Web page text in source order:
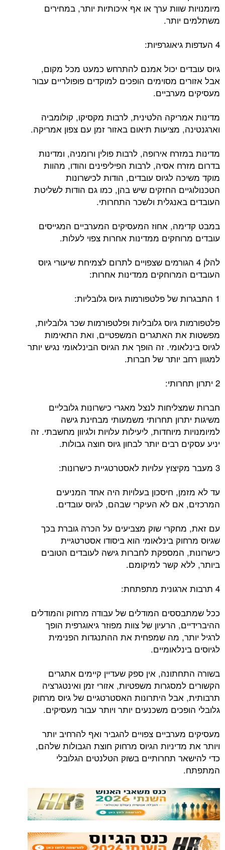
מיומנויות שוות ערך או אף איכותיות יותר, במחירים
משתלמים יותר.
4 העדפות גיאוגרפיות:
גיוס עובדים יכול אמנם להתרחש כמעט מכל מקום,
אבל אזורים מסוימים הופכים למוקדים פופולריים עבור
מעסיקים מערביים.
מדינות אמריקה הלטינית, לרבות מקסיקו, קולומביה
וארגנטינה, מציעות תיאום באזור זמן עם צפון אמריקה.
מדינות במזרח אירופה, לרבות פולין ורומניה, ומדינות
בדרום מזרח אסיה, לרבות הפיליפינים והודו, מהוות
מוקד משיכה לגיוס עובדים, הודות לכישרונות
הטכנולוגיים החזקים שיש בהן, כמו גם הודות לשליטת
העובדים באנגלית ולשכר התחרותי.
במבט קדימה, אחוז המעסיקים המערביים המגייסים
עובדים מרוחקים ממדינות אחרות צפוי לעלות.
להלן 4 הגורמים שצפויים לתרום לצמיחת שיעורי גיוס
העובדים המרוחקים ממדינות אחרות:
1 התבגרות של פלטפורמות גיוס גלובליות:
פלטפורמות גיוס גלובליות ופלטפורמות שכר גלובליות,
מפשטות את האתגרים המשפטיים, ואת התאימות
לגיוס בינלאומי. זה הופך את הגיוס הבינלאומי נגיש יותר
למגוון רחב יותר של חברות.
2 יתרון תחרותי:
חברות שמצליחות לנצל מאגרי כישרונות גלובליים
משיגות יתרון תחרותי משמעותי מבחינת גישה
למיומנויות מיוחדות, ליעילות עלויות ולגיוון מחשבתי. זה
יניע עסקים רבים יותר לבחון גיוס חוצה גבולות.
3 מעבר מקיצוץ עלויות לאסטרטגיית כישרונות:
עד לא מזמן, חיסכון בעלויות היה אחד המניעים
המרכזים, אם לא העיקרי שבהם, לגיוס עובדים.
עם זאת, מחקרי שוק מצביעים על הכרה גוברת בכך
שגיוס מרחוק בינלאומי הוא ביסודו אסטרטגיית
כישרונות, המספקת לחברות גישה לעובדים הטובים
ביותר, ללא קשר למיקומם.
4 תרבות ארגונית מתפתחת:
ככל שמתבססים המודלים של עבודה מרחוק והמודלים
ההיברידיים, הרעיון של צוות מפוזר גיאוגרפית הופך
לרגיל יותר, מה שמפחית את ההתנגדות הפנימית
לגיוסים בינלאומיים.
בשורה התחתונה, אין ספק שעדיין קיימים אתגרים
הקשורים למסגרות משפטיות, אזורי זמן ואינטגרציה
תרבותית, אבל היתרונות האסטרטגיים של גיוס מרחוק
גלובלי הופכים משכנעים יותר ויותר עבור מעסיקים.
מעסיקים מערביים צפויים להגביר ואף להרחיב יותר
ויותר את מדיניות הגיוס מרחוק חוצת הגבולות שלהם,
כדי להישאר תחרותיים בשוק הטלנטים הגלובלי
המתפתח.